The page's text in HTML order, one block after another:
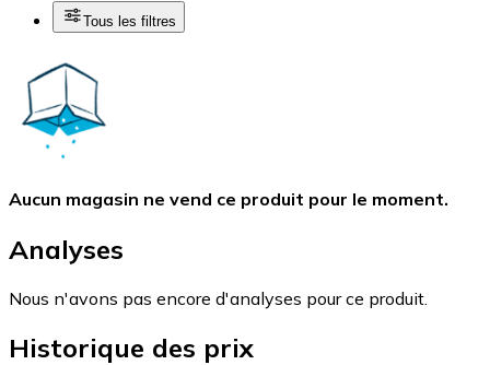
Tous les filtres
Aucun magasin ne vend ce produit pour le moment.
Analyses
Nous n'avons pas encore d'analyses pour ce produit.
Historique des prix